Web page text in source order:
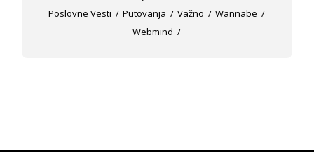
Poslovne Vesti
Putovanja Važno
Wannabe
Webmind